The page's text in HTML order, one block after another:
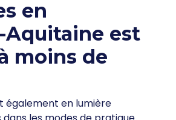
en
Aquitaine est
moins de
également en lumière